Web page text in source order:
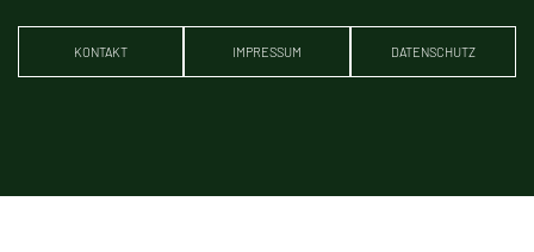
KONTAKT IMPRESSUM DATENSCHUTZ